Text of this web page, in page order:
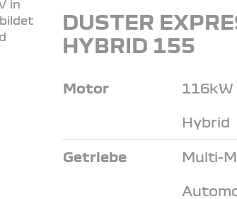
DUSTER
HYBRID 155
Motor 116kW
Hybrid
Getriebe Multi-